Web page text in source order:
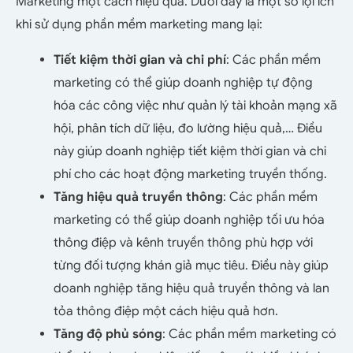
khi sử dụng phần mềm marketing mang lại:
Tiết kiệm thời gian và chi phí: Các phần mềm
marketing có thể giúp doanh nghiệp tự động
hóa các công việc như quản lý tài khoản mạng xã
hội, phân tích dữ liệu, đo lường hiệu quả,… Điều
này giúp doanh nghiệp tiết kiệm thời gian và chi
phí cho các hoạt động marketing truyền thống.
Tăng hiệu quả truyền thông: Các phần mềm
marketing có thể giúp doanh nghiệp tối ưu hóa
thông điệp và kênh truyền thông phù hợp với
từng đối tượng khán giả mục tiêu. Điều này giúp
doanh nghiệp tăng hiệu quả truyền thông và lan
tỏa thông điệp một cách hiệu quả hơn.
Tăng độ phủ sóng: Các phần mềm marketing có